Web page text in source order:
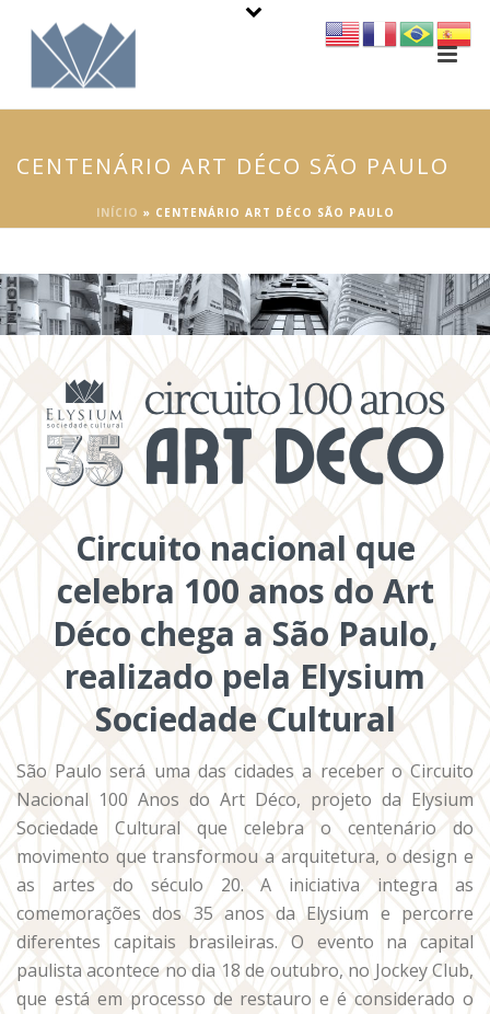
CENTENÁRIO ART DÉCO SÃO PAULO
INÍCIO » CENTENÁRIO ART DÉCO SÃO PAULO
Circuito nacional que
celebra 100 anos do Art
Déco chega a São Paulo,
realizado pela Elysium
Sociedade Cultural
São Paulo será uma das cidades a receber o Circuito
Nacional 100 Anos do Art Déco, projeto da Elysium
Sociedade Cultural que celebra o centenário do
movimento que transformou a arquitetura, o design e
as artes do século 20. A iniciativa integra as
comemorações dos 35 anos da Elysium e percorre
diferentes capitais brasileiras. O evento na capital
paulista acontece no dia 18 de outubro, no Jockey Club,
que está em processo de restauro e é considerado o